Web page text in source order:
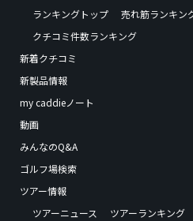
ランキングトップ
売れ筋ランキン
クチコミ件数ランキング
新着クチコミ
新製品情報
my caddieノート
動画
みんなのQ&A
ゴルフ場検索
ツアー情報
ツアーニュース
ツアーランキング